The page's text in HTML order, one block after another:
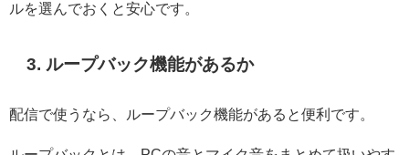
ルを選んでおくと安心です。
3. ループバック機能があるか
配信で使うなら、ループバック機能があると便利です。